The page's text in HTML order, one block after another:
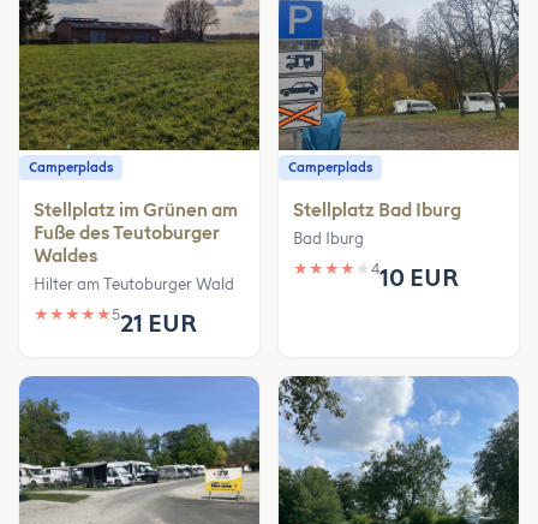
Camperplads
Stellplatz im Grünen am
Fuße des Teutoburger
Waldes
Hilter am Teutoburger Wald
★ ★ ★ ★ ★521 EUR
Camperplads
Stellplatz Bad Iburg
Bad Iburg
★ ★ ★ ★ ★ 410 EUR